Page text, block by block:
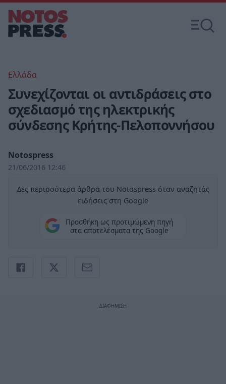
Ελλάδα
Συνεχίζονται οι αντιδράσεις στο
σχεδιασμό της ηλεκτρικής
σύνδεσης Κρήτης-Πελοποννήσου
Notospress
21/06/2016 12:46
Δες περισσότερα άρθρα του Notospress όταν αναζητάς
ειδήσεις στη Google
Προσθήκη ως προτιμώμενη πηγή
στα αποτελέσματα της Google